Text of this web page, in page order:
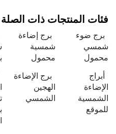
فئات المنتجات ذات الصلة
برج ضوء
شمسي
محمول
برج إضاءة
شمسية
محمول
أبراج
الإضاءة
الشمسية
للموقع
برج الإضاءة
الهجين
الشمسي